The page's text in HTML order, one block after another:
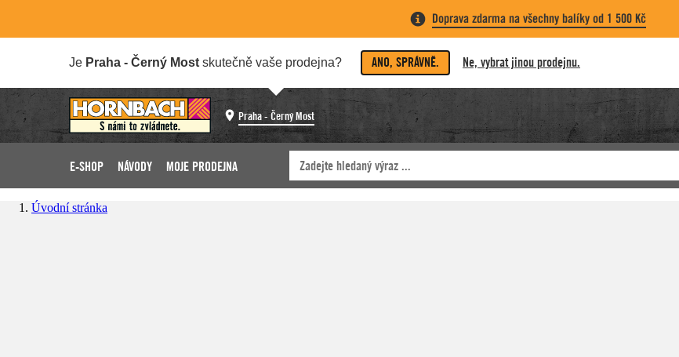
Doprava zdarma na všechny balíky od 1 500 Kč
Je Praha - Černý Most skutečně vaše prodejna? ANO, SPRÁVNĚ. Ne, vybrat jinou prodejnu.
Praha - Černý Most
E-SHOP NÁVODY MOJE PRODEJNA
Úvodní stránka